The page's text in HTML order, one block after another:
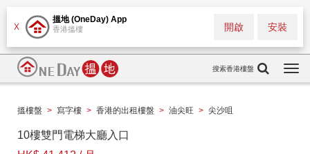
X
搵地 (OneDay) App
香港搵樓 安裝
開啟
搜索香港樓盤
搵樓盤 > 寫字樓 > 香港的出租樓盤 > 油尖旺 > 尖沙咀
10樓雙門電梯大廳入口